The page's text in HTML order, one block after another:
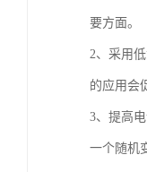
要方面。
2、采用
的应用会
3、提高
一个随机